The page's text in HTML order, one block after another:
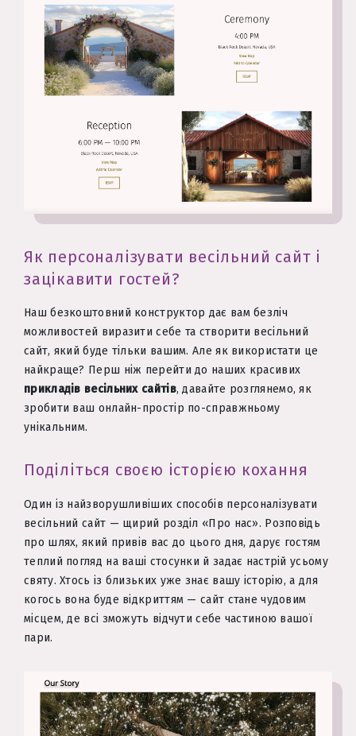
Як персоналізувати весільний сайт і
зацікавити гостей?
Наш безкоштовний конструктор дає вам безліч
можливостей виразити себе та створити весільний
сайт, який буде тільки вашим. Але як використати це
найкраще? Перш ніж перейти до наших красивих
прикладів весільних сайтів, давайте розглянемо, як
зробити ваш онлайн-простір по-справжньому
унікальним.
Поділіться своєю історією кохання
Один із найзворушливіших способів персоналізувати
весільний сайт — щирий розділ «Про нас». Розповідь
про шлях, який привів вас до цього дня, дарує гостям
теплий погляд на ваші стосунки й задає настрій усьому
святу. Хтось із близьких уже знає вашу історію, а для
когось вона буде відкриттям — сайт стане чудовим
місцем, де всі зможуть відчути себе частиною вашої
пари.